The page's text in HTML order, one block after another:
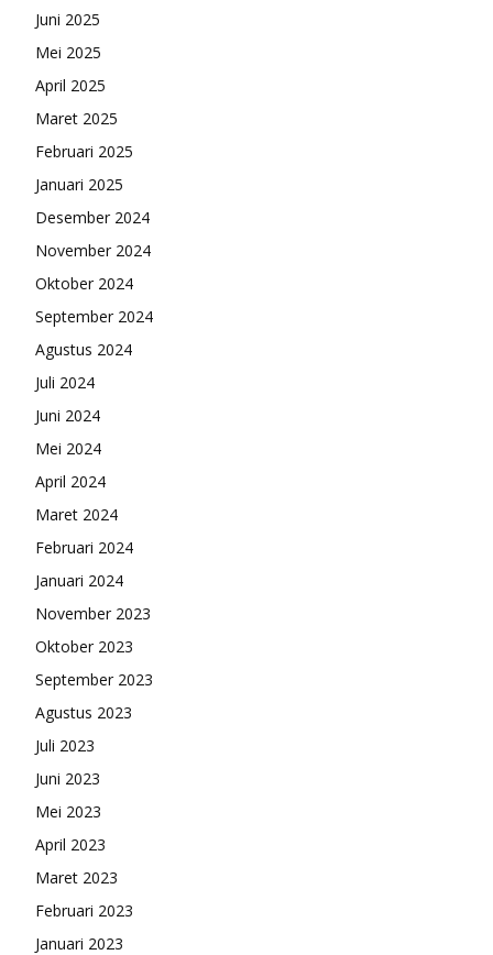
Juni 2025
Mei 2025
April 2025
Maret 2025
Februari 2025
Januari 2025
Desember 2024
November 2024
Oktober 2024
September 2024
Agustus 2024
Juli 2024
Juni 2024
Mei 2024
April 2024
Maret 2024
Februari 2024
Januari 2024
November 2023
Oktober 2023
September 2023
Agustus 2023
Juli 2023
Juni 2023
Mei 2023
April 2023
Maret 2023
Februari 2023
Januari 2023